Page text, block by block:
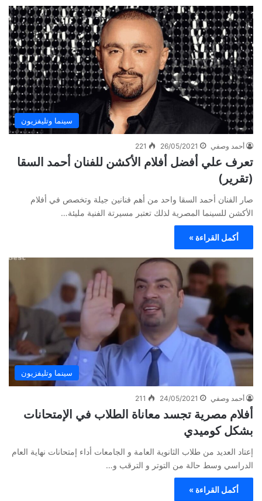
سينما وتليفزيون
أحمد وصفي 26/05/2021
221
تعرف علي أفضل أفلام الأكشن للفنان أحمد السقا
(تقرير)
صار الفنان أحمد السقا واحد من أهم فنانين جيلة وتخصص في أفلام
الأكشن للسينما المصرية لذلك تعتبر مسيرتة الفنية مليئة…
أكمل القراءة »
سينما وتليفزيون
أحمد وصفي 24/05/2021
211
أفلام مصرية تجسد معاناة الطلاب في الإمتحانات
بشكل كوميدي
إعتاد العديد من طلاب الثانوية العامة و الجامعات أداء إمتحانات نهاية العام
الدراسي وسط حالة من التوتر و الترقب و…
أكمل القراءة »